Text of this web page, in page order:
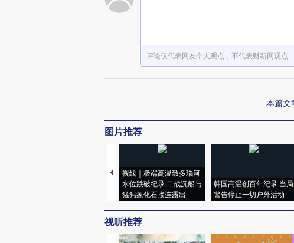
评论仅代表网友个人观点，不代表财新网观点
本篇文
图片推荐
视线｜极端高温致多瑙河
水位跌破纪录 二战沉船与
猛犸象化石接连露出
韩国高温创百年纪录 当局
警告停止一切户外活动
视听推荐